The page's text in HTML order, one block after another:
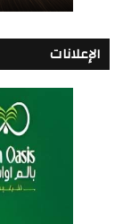
الإعلانات